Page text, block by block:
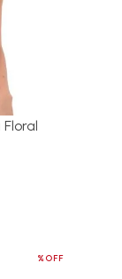
%OFF